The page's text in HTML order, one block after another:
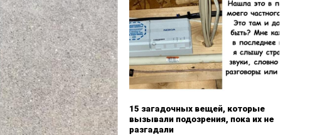
15 загадочных вещей, которые
вызывали подозрения, пока их не
разгадали